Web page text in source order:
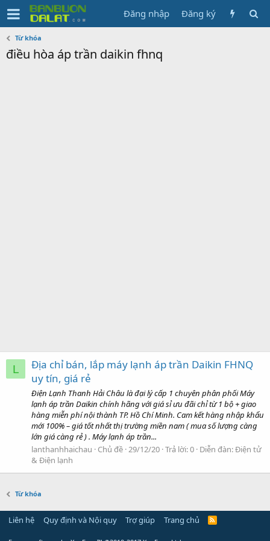
Đăng nhập Đăng ký
Từ khóa
điều hòa áp trần daikin fhnq
L
Địa chỉ bán, lắp máy lạnh áp trần Daikin FHNQ
uy tín, giá rẻ
Điện Lạnh Thanh Hải Châu là đại lý cấp 1 chuyên phân phối Máy
lạnh áp trần Daikin chính hãng với giá sỉ ưu đãi chỉ từ 1 bộ + giao
hàng miễn phí nội thành TP. Hồ Chí Minh. Cam kết hàng nhập khẩu
mới 100% – giá tốt nhất thị trường miền nam ( mua số lượng càng
lớn giá càng rẻ ) . Máy lạnh áp trần...
lanthanhhaichau
Chủ đề 29/12/20 Trả lời: 0 Diễn đàn:Điện tử
& Điện lạnh
Từ khóa
Liên hệ Quy định và Nội quy Trợ giúp Trang chủ